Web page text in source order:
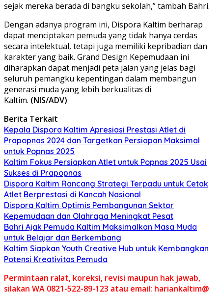
sejak mereka berada di bangku sekolah,” tambah Bahri.
Dengan adanya program ini, Dispora Kaltim berharap
dapat menciptakan pemuda yang tidak hanya cerdas
secara intelektual, tetapi juga memiliki kepribadian dan
karakter yang baik. Grand Design Kepemudaan ini
diharapkan dapat menjadi peta jalan yang jelas bagi
seluruh pemangku kepentingan dalam membangun
generasi muda yang lebih berkualitas di
Kaltim. (NIS/ADV)
Berita Terkait
Kepala Dispora Kaltim Apresiasi Prestasi Atlet di
Prapopnas 2024 dan Targetkan Persiapan Maksimal
untuk Popnas 2025
Kaltim Fokus Persiapkan Atlet untuk Popnas 2025 Usai
Sukses di Prapopnas
Dispora Kaltim Rancang Strategi Terpadu untuk Cetak
Atlet Berprestasi di Kancah Nasional
Dispora Kaltim Optimis Pembangunan Sektor
Kepemudaan dan Olahraga Meningkat Pesat
Bahri Ajak Pemuda Kaltim Maksimalkan Masa Muda
untuk Belajar dan Berkembang
Kaltim Siapkan Youth Creative Hub untuk Kembangkan
Potensi Kreativitas Pemuda
Permintaan ralat, koreksi, revisi maupun hak jawab,
silakan WA 0821-522-89-123 atau email: hariankaltim@